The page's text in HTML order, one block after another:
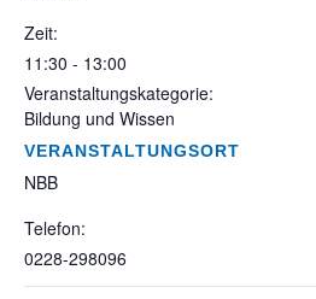
Zeit:
11:30 - 13:00
Veranstaltungskategorie:
Bildung und Wissen
VERANSTALTUNGSORT
NBB
Telefon:
0228-298096